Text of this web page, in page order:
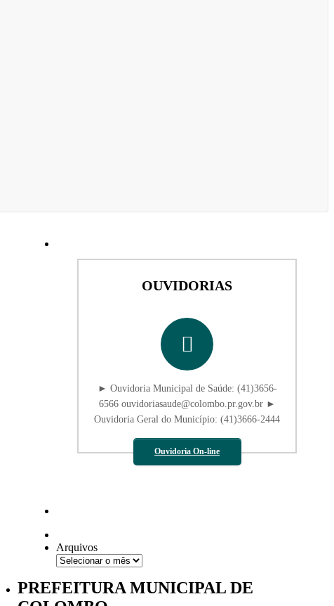
OUVIDORIAS
► Ouvidoria Municipal de Saúde: (41)3656-
6566 ouvidoriasaude@colombo.pr.gov.br ►
Ouvidoria Geral do Município: (41)3666-2444
Ouvidoria On-line
Arquivos
PREFEITURA MUNICIPAL DE